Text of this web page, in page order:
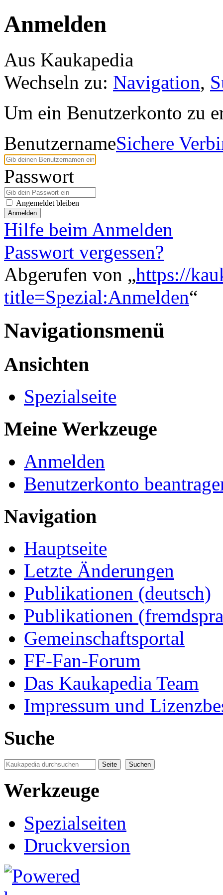
Anmelden
Aus Kaukapedia
Wechseln zu: Navigation,
Um ein Benutzerkonto zu
BenutzernameSichere
Passwort
Angemeldet bleiben
Anmelden
Hilfe beim Anmelden
Passwort vergessen?
Abgerufen von „https://
title=Spezial:Anmelden“
Navigationsmenü
Ansichten
Spezialseite
Meine Werkzeuge
Anmelden
Benutzerkonto
Navigation
Hauptseite
Letzte Änderungen
Publikationen (deutsch)
Publikationen
Gemeinschaftsportal
FF-Fan-Forum
Das Kaukapedia Team
Impressum und
Suche
Werkzeuge
Spezialseiten
Druckversion